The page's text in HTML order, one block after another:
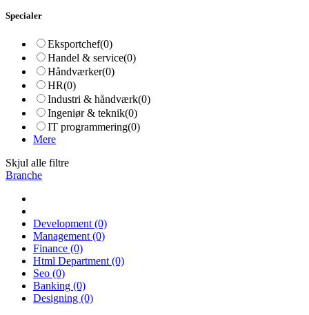
Specialer
Eksportchef(0)
Handel & service(0)
Håndværker(0)
HR(0)
Industri & håndværk(0)
Ingeniør & teknik(0)
IT programmering(0)
Mere
Skjul alle filtre
Branche
Development (0)
Management (0)
Finance (0)
Html Department (0)
Seo (0)
Banking (0)
Designing (0)